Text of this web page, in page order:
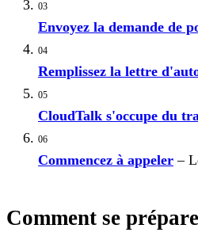
03
Envoyez la demande de
04
Remplissez la lettre
05
CloudTalk s'occupe du
06
Commencez à appeler –
Comment se